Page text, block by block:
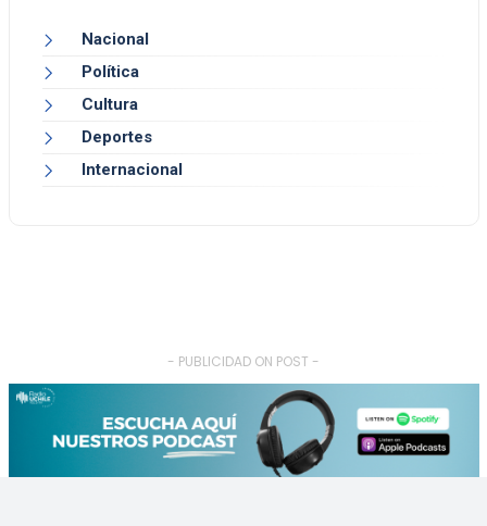
Nacional
Política
Cultura
Deportes
Internacional
- PUBLICIDAD ON POST -